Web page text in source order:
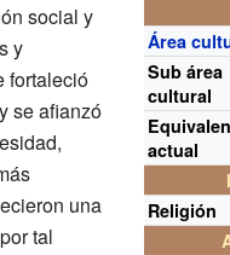
Área
Sub área
cultural
actual
Religión
social y
y
fortaleció
se afianzó
una
tal